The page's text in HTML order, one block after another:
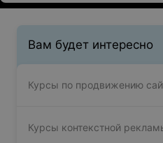
Вам будет интересно
Курсы по продвижению
Курсы контекстной